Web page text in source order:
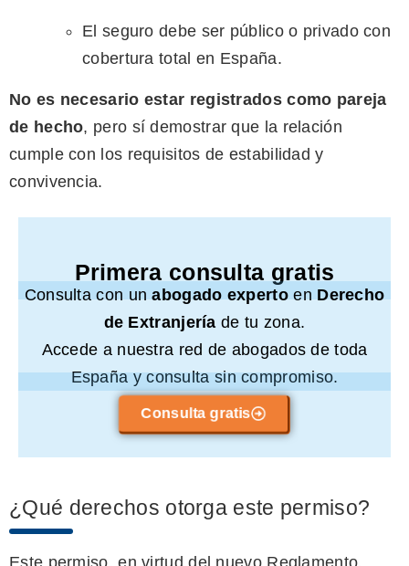
El seguro debe ser público o privado con
cobertura total en España.
No es necesario estar registrados como pareja
de hecho, pero sí demostrar que la relación
cumple con los requisitos de estabilidad y
convivencia.
Primera consulta gratis
Consulta con unabogado expertoenDerecho
de Extranjeríade tu zona.
Accede a nuestra red de abogados de toda
España y consulta sin compromiso.
Consulta gratis
¿Qué derechos otorga este permiso?